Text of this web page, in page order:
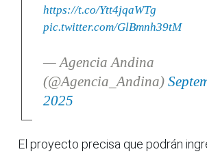
https://t.co/Ytt4jqaWTg
pic.twitter.com/GlBmnh39tM
— Agencia Andina
(@Agencia_Andina)
2025
El proyecto precisa que podrán